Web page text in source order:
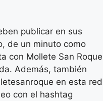
publicar en sus
de un minuto como
con Mollete San Roque
Además, también
en esta red
con el hashtag